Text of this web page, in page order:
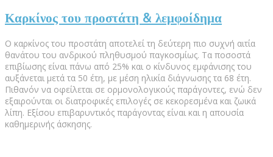
Καρκίνος του προστάτη & λεμφοίδημα
Ο καρκίνος του προστάτη αποτελεί τη δεύτερη πιο συχνή αιτία
θανάτου του ανδρικού πληθυσμού παγκοσμίως. Τα ποσοστά
επιβίωσης είναι πάνω από 25% και ο κίνδυνος εμφάνισης του
αυξάνεται μετά τα 50 έτη, με μέση ηλικία διάγνωσης τα 68 έτη.
Πιθανόν να οφείλεται σε ορμονολογικούς παράγοντες, ενώ δεν
εξαιρούνται οι διατροφικές επιλογές σε κεκορεσμένα και ζωικά
λίπη. Εξίσου επιβαρυντικός παράγοντας είναι και η απουσία
καθημερινής άσκησης.